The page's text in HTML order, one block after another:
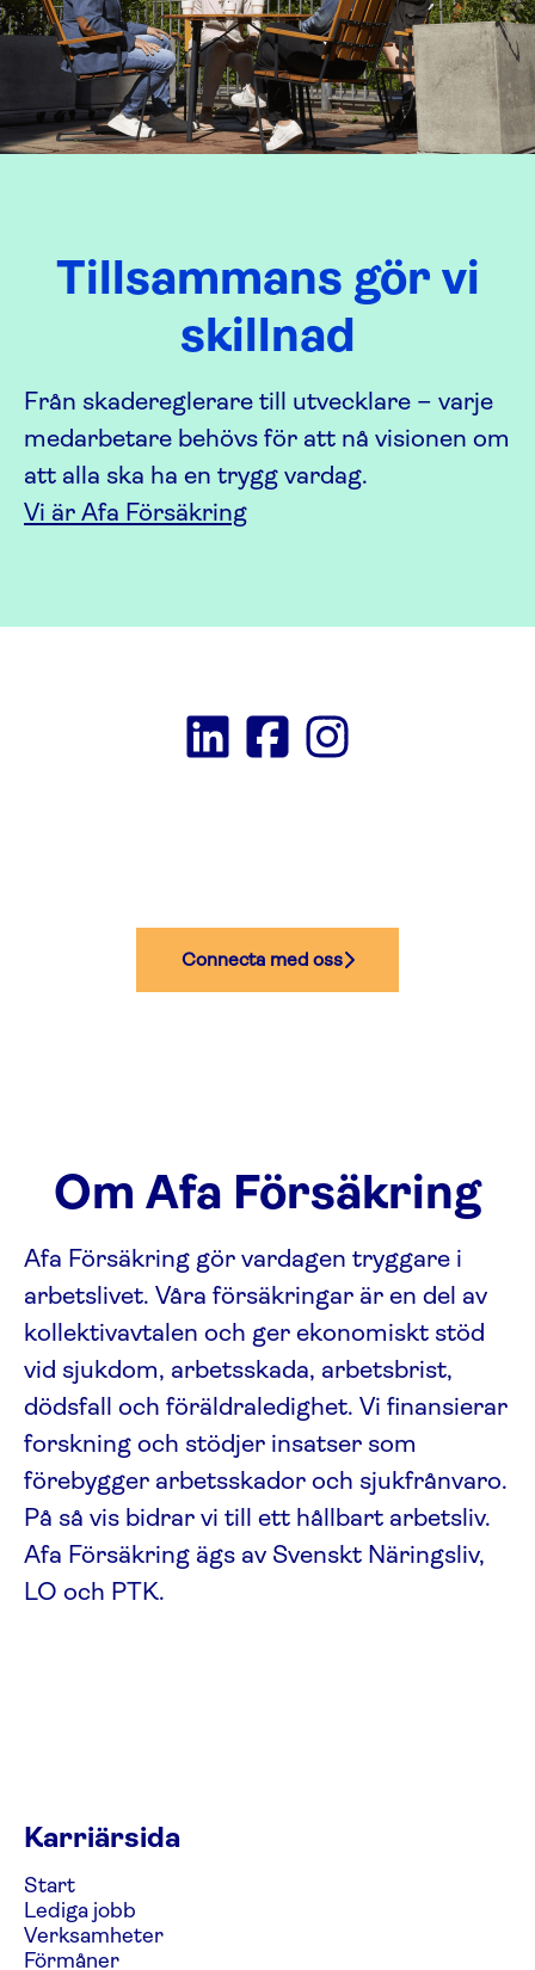
Tillsammans gör vi
skillnad
Från skadereglerare till utvecklare – varje
medarbetare behövs för att nå visionen om
att alla ska ha en trygg vardag.
Vi är Afa Försäkring
Connecta med oss
Om Afa Försäkring
Afa För­säkring gör vardagen tryggare i
arbetslivet. Våra försäk­ringar är en del av
kollektivavtalen och ger ekonomiskt stöd
vid sjukdom, arbetsskada, arbetsbrist,
dödsfall och föräldraledighet. Vi finansierar
forskning och stödjer insatser som
förebygger arbets­skador och sjukfrånvaro.
På så vis bidrar vi till ett hållbart arbetsliv.
Afa För­säkring ägs av Svenskt Näringsliv,
LO och PTK.
Karriärsida
Start
Lediga jobb
Verksamheter
Förmåner